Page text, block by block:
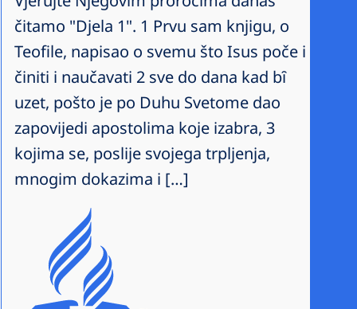
čitamo "Djela 1". 1 Prvu sam knjigu, o
Teofile, napisao o svemu što Isus poče i
činiti i naučavati 2 sve do dana kad bȋ
uzet, pošto je po Duhu Svetome dao
zapovijedi apostolima koje izabra, 3
kojima se, poslije svojega trpljenja,
mnogim dokazima i […]